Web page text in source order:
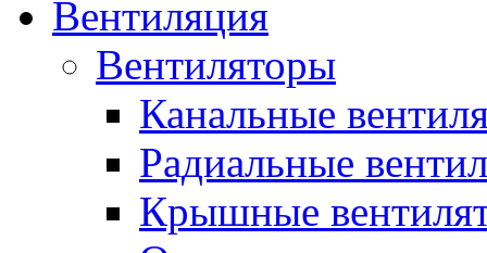
Вентиляция
Вентиляторы
Канальные
Радиальные
Крышные